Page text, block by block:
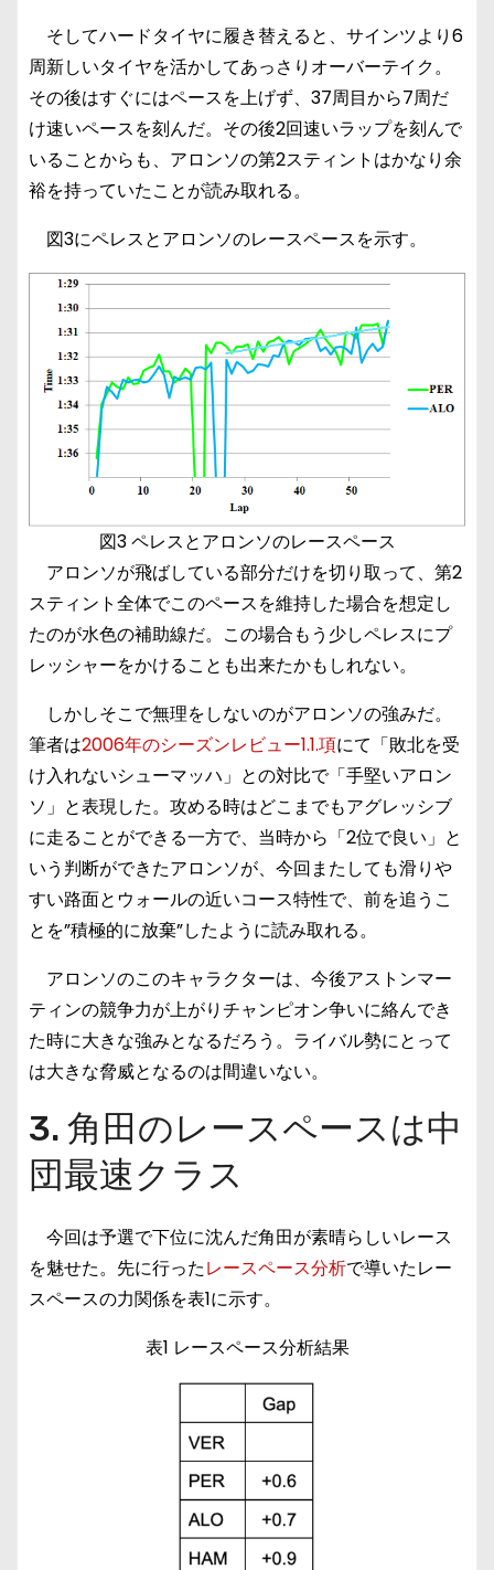
そしてハードタイヤに履き替えると、サインツより6
周新しいタイヤを活かしてあっさりオーバーテイク。
その後はすぐにはペースを上げず、37周目から7周だ
け速いペースを刻んだ。その後2回速いラップを刻んで
いることからも、アロンソの第2スティントはかなり余
裕を持っていたことが読み取れる。
図3にペレスとアロンソのレースペースを示す。
図3 ペレスとアロンソのレースペース
アロンソが飛ばしている部分だけを切り取って、第2
スティント全体でこのペースを維持した場合を想定し
たのが水色の補助線だ。この場合もう少しペレスにプ
レッシャーをかけることも出来たかもしれない。
しかしそこで無理をしないのがアロンソの強みだ。
筆者は2006年のシーズンレビュー1.1.項にて「敗北を受
け入れないシューマッハ」との対比で「手堅いアロン
ソ」と表現した。攻める時はどこまでもアグレッシブ
に走ることができる一方で、当時から「2位で良い」と
いう判断ができたアロンソが、今回またしても滑りや
すい路面とウォールの近いコース特性で、前を追うこ
とを”積極的に放棄”したように読み取れる。
アロンソのこのキャラクターは、今後アストンマー
ティンの競争力が上がりチャンピオン争いに絡んでき
た時に大きな強みとなるだろう。ライバル勢にとって
は大きな脅威となるのは間違いない。
3. 角田のレースペースは中
団最速クラス
今回は予選で下位に沈んだ角田が素晴らしいレース
を魅せた。先に行ったレースペース分析で導いたレー
スペースの力関係を表1に示す。
表1 レースペース分析結果